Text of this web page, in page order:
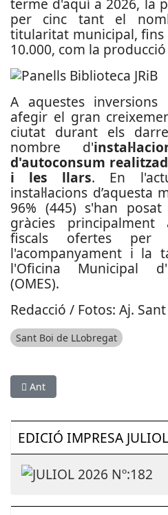
terme d'aquí a 2026, la
per cinc tant el
titularitat municipal, fins
10.000, com la
A aquestes
afegir el gran
ciutat durant els
nombre d'
d'autoconsum
i les llars. En
instal·lacions d’aquesta
96% (445) s'han
gràcies
fiscals ofertes per
l'acompanyament i la
l'Oficina Municipal
(OMES).
Redacció / Fotos: Aj.
Sant Boi de LLobregat
Article anterior: Balcells visita
Ant
EDICIÓ IMPRESA